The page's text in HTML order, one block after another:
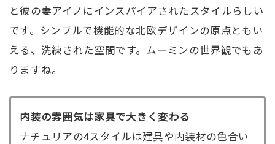
と彼の妻アイノにインスパイアされたスタイルらしい
です。シンプルで機能的な北欧デザインの原点ともい
える、洗練された空間です。ムーミンの世界観でもあ
りますね。
内装の雰囲気は家具で大きく変わる
ナチュリアの4スタイルは建具や内装材の色合い